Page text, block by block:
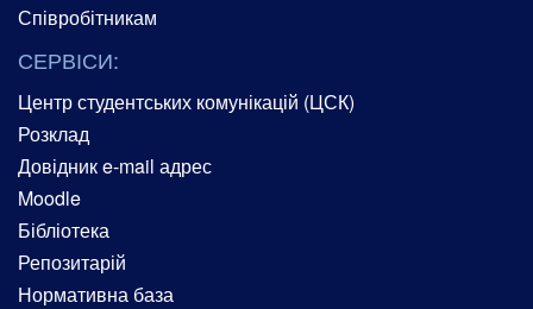
Співробітникам
СЕРВІСИ:
Центр студентських комунікацій (ЦСК)
Розклад
Довідник e-mail адрес
Moodle
Бібліотека
Репозитарій
Нормативна база